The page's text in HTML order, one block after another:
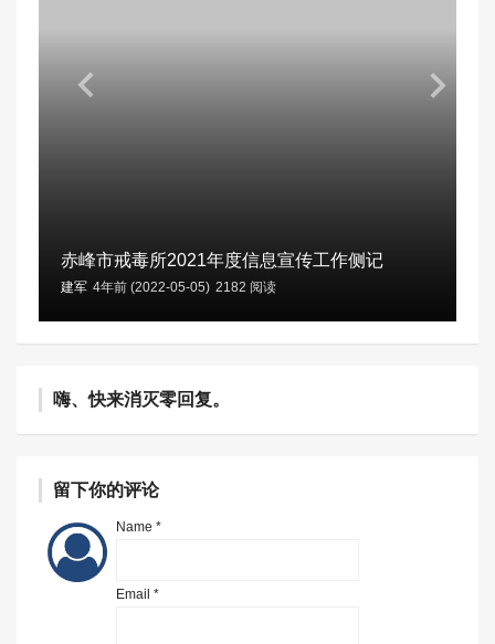
赤峰市戒毒所2021年度信息宣传工作侧记
建军 4年前 (2022-05-05) 2182 阅读
嗨、快来消灭零回复。
留下你的评论
Name *
Email *